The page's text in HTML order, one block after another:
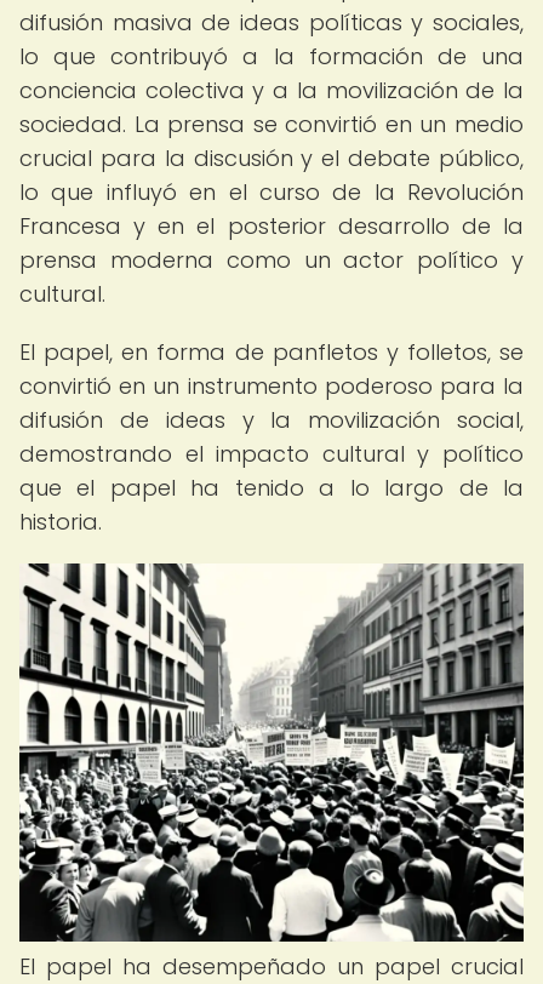
difusión masiva de ideas políticas y sociales,
lo que contribuyó a la formación de una
conciencia colectiva y a la movilización de la
sociedad. La prensa se convirtió en un medio
crucial para la discusión y el debate público,
lo que influyó en el curso de la Revolución
Francesa y en el posterior desarrollo de la
prensa moderna como un actor político y
cultural.
El papel, en forma de panfletos y folletos, se
convirtió en un instrumento poderoso para la
difusión de ideas y la movilización social,
demostrando el impacto cultural y político
que el papel ha tenido a lo largo de la
historia.
El papel ha desempeñado un papel crucial